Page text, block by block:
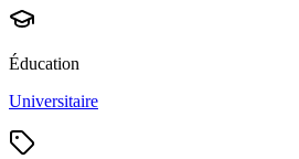
Éducation
Universitaire